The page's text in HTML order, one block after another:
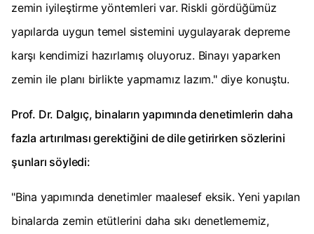
zemin iyileştirme yöntemleri var. Riskli gördüğümüz
yapılarda uygun temel sistemini uygulayarak depreme
karşı kendimizi hazırlamış oluyoruz. Binayı yaparken
zemin ile planı birlikte yapmamız lazım." diye konuştu.
Prof. Dr. Dalgıç, binaların yapımında denetimlerin daha
fazla artırılması gerektiğini de dile getirirken sözlerini
şunları söyledi:
"Bina yapımında denetimler maalesef eksik. Yeni yapılan
binalarda zemin etütlerini daha sıkı denetlememiz,